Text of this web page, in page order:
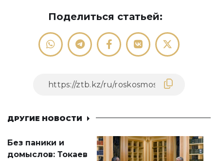
Поделиться статьей:
ДРУГИЕ НОВОСТИ
Без паники и
домыслов: Токаев